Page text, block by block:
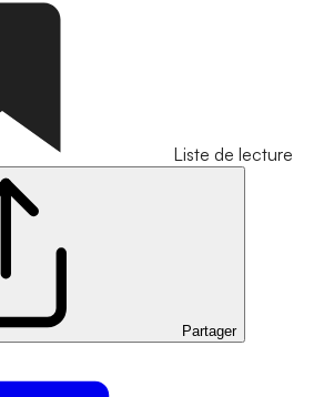
Liste de lecture
Partager